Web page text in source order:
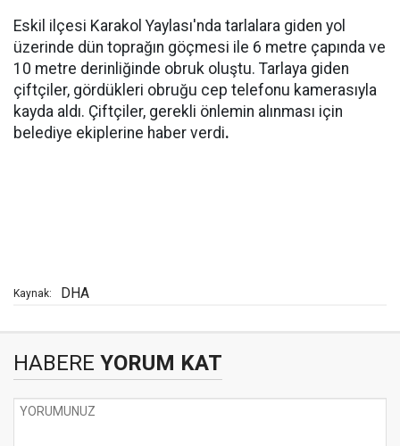
Eskil ilçesi Karakol Yaylası'nda tarlalara giden yol
üzerinde dün toprağın göçmesi ile 6 metre çapında ve
10 metre derinliğinde obruk oluştu. Tarlaya giden
çiftçiler, gördükleri obruğu cep telefonu kamerasıyla
kayda aldı. Çiftçiler, gerekli önlemin alınması için
belediye ekiplerine haber verdi.
Kaynak: DHA
HABERE YORUM KAT